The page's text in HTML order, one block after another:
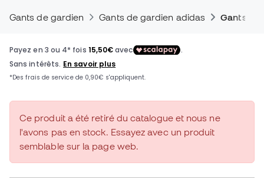
Gants de gardien Gants de gardien adidas Gants de
Ce produit a été retiré du catalogue et nous ne
l'avons pas en stock. Essayez avec un produit
semblable sur la page web.